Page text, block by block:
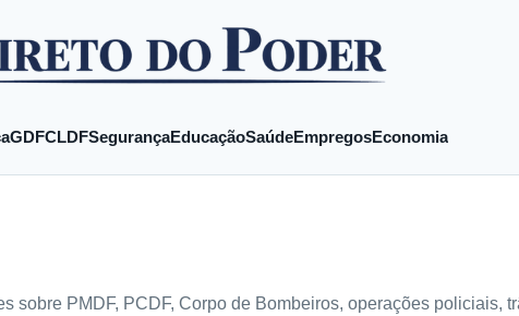
GDFCLDFSegurançaEducaçãoSaúdeEmpregosEconomia
sobre PMDF, PCDF, Corpo de Bombeiros, operações policiais,